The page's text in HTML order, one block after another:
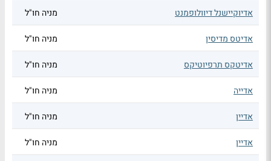
אדיוקיישנל דיוולופמנט מניה חו"ל
אדיטס מדיסין מניה חו"ל
אדיטקס תרפיוטיקס מניה חו"ל
אדייה מניה חו"ל
אדיין מניה חו"ל
אדיין מניה חו"ל